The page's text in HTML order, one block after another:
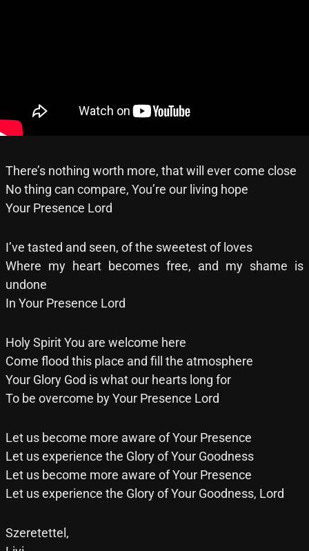
There’s nothing worth more, that will ever come close
No thing can compare, You’re our living hope
Your Presence Lord
I’ve tasted and seen, of the sweetest of loves
Where my heart becomes free, and my shame is
undone
In Your Presence Lord
Holy Spirit You are welcome here
Come flood this place and fill the atmosphere
Your Glory God is what our hearts long for
To be overcome by Your Presence Lord
Let us become more aware of Your Presence
Let us experience the Glory of Your Goodness
Let us become more aware of Your Presence
Let us experience the Glory of Your Goodness, Lord
Szeretettel,